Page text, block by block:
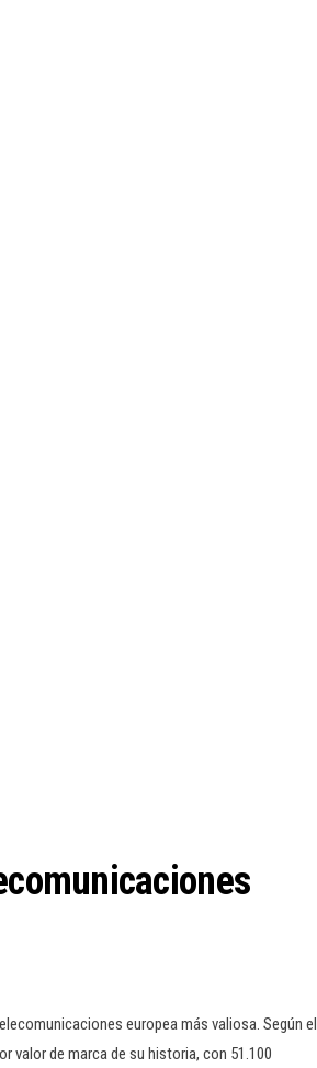
europea más valiosa. Según el
valor de marca de su historia, con 51.100